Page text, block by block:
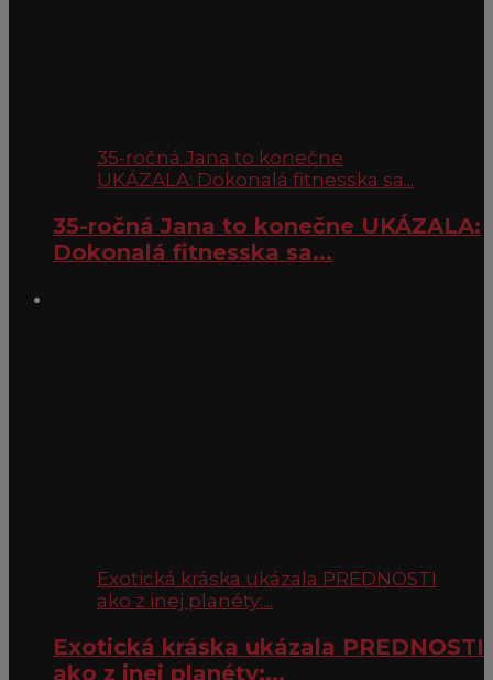
35-ročná Jana to konečne
UKÁZALA: Dokonalá fitnesska sa...
35-ročná Jana to konečne UKÁZALA:
Dokonalá fitnesska sa...
Exotická kráska ukázala PREDNOSTI
ako z inej planéty:...
Exotická kráska ukázala PREDNOSTI
ako z inej planéty:...